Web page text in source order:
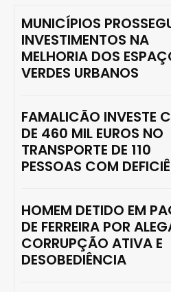
MUNICÍPIOS
INVESTIMENTOS NA
MELHORIA DOS
VERDES URBANOS
FAMALICÃO INVESTE
DE 460 MIL EUROS NO
TRANSPORTE DE 110
PESSOAS COM
HOMEM DETIDO EM
DE FERREIRA POR
CORRUPÇÃO ATIVA E
DESOBEDIÊNCIA